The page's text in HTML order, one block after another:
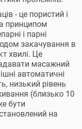
- це пористий і
принципом
і парні
закачування в
хвилі. Це
масажний
автоматичні
низький рівень
(близько 10
бути
на